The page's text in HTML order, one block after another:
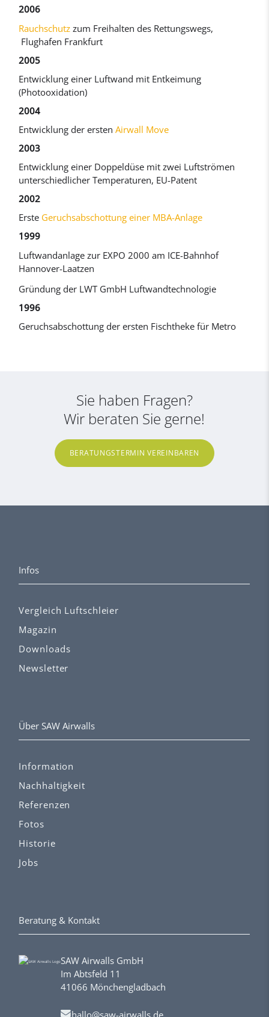
2006
Rauchschutz zum Freihalten des Rettungswegs,
Flughafen Frankfurt
2005
Entwicklung einer Luftwand mit Entkeimung
(Photooxidation)
2004
Entwicklung der erstenAirwall Move
2003
Entwicklung einer Doppeldüse mit zwei Luftströmen
unterschiedlicher Temperaturen, EU-Patent
2002
Erste Geruchsabschottung einer MBA-Anlage
1999
Luftwandanlage zur EXPO 2000 am ICE-Bahnhof
Hannover-Laatzen
Gründung der LWT GmbH Luftwandtechnologie
1996
Geruchsabschottung der ersten Fischtheke für Metro
Sie haben Fragen?
Wir beraten Sie gerne!
BERATUNGSTERMIN VEREINBAREN
Infos
Vergleich Luftschleier
Magazin
Downloads
Newsletter
Über SAW Airwalls
Information
Nachhaltigkeit
Referenzen
Fotos
Historie
Jobs
Beratung & Kontakt
SAW Airwalls GmbH
Im Abtsfeld 11
41066 Mönchengladbach